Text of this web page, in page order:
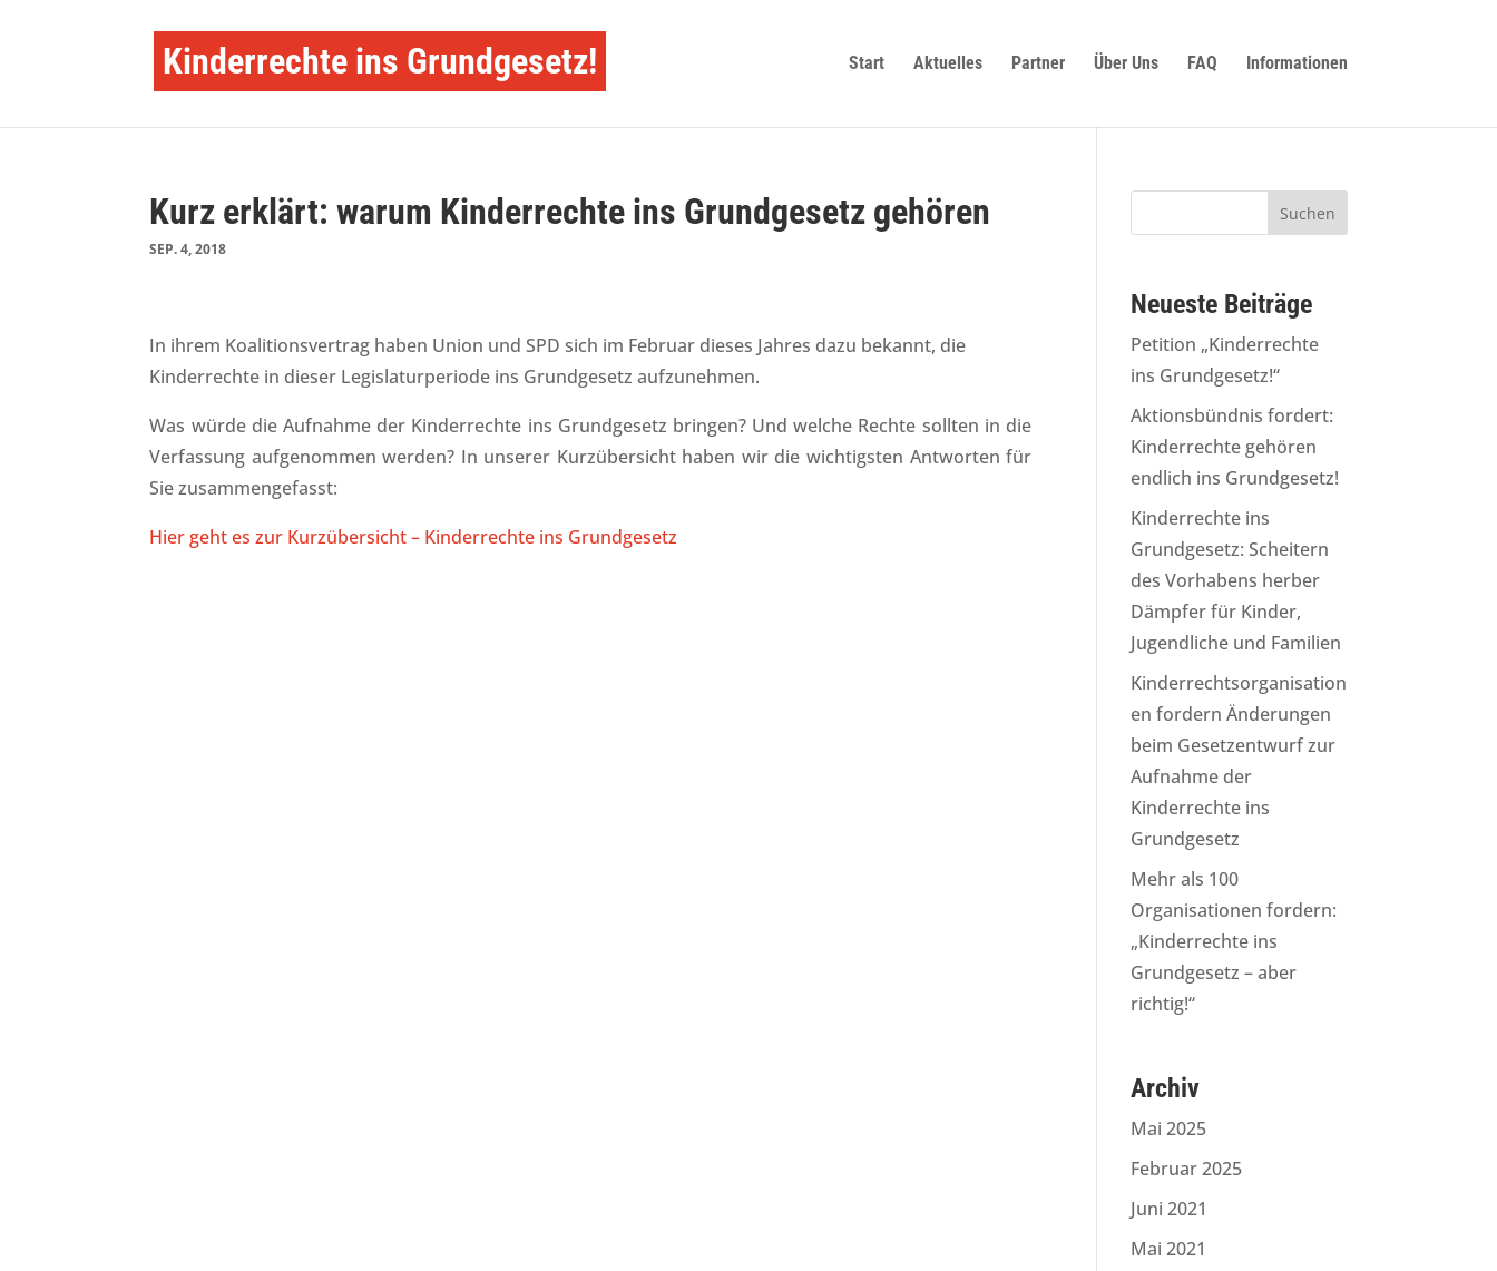
Kinderrechte ins Grundgesetz! Start Aktuelles Partner Über Uns FAQ Informationen
Kurz erklärt: warum Kinderrechte ins Grundgesetz gehören
SEP. 4, 2018
In ihrem Koalitionsvertrag haben Union und SPD sich im Februar dieses Jahres dazu bekannt, die
Kinderrechte in dieser Legislaturperiode ins Grundgesetz aufzunehmen.
Was würde die Aufnahme der Kinderrechte ins Grundgesetz bringen? Und welche Rechte sollten in die
Verfassung aufgenommen werden? In unserer Kurzübersicht haben wir die wichtigsten Antworten für
Sie zusammengefasst:
Hier geht es zur Kurzübersicht – Kinderrechte ins Grundgesetz
Neueste Beiträge
Petition „Kinderrechte
ins Grundgesetz!“
Aktionsbündnis fordert:
Kinderrechte gehören
endlich ins Grundgesetz!
Kinderrechte ins
Grundgesetz: Scheitern
des Vorhabens herber
Dämpfer für Kinder,
Jugendliche und Familien
Kinderrechtsorganisation
en fordern Änderungen
beim Gesetzentwurf zur
Aufnahme der
Kinderrechte ins
Grundgesetz
Mehr als 100
Organisationen fordern:
„Kinderrechte ins
Grundgesetz – aber
richtig!“
Archiv
Mai 2025
Februar 2025
Juni 2021
Mai 2021